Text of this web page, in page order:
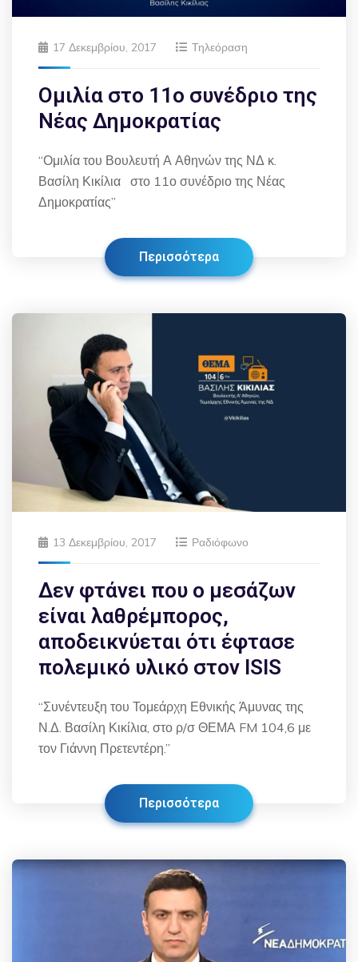
17 Δεκεμβρίου, 2017 Τηλεόραση
Ομιλία στο 11ο συνέδριο της
Νέας Δημοκρατίας
“Ομιλία του Βουλευτή Α Αθηνών της ΝΔ κ.
Βασίλη Κικίλια στο 11ο συνέδριο της Νέας
Δημοκρατίας”
Περισσότερα
13 Δεκεμβρίου, 2017 Ραδιόφωνο
Δεν φτάνει που ο μεσάζων
είναι λαθρέμπορος,
αποδεικνύεται ότι έφτασε
πολεμικό υλικό στον ISIS
“Συνέντευξη του Τομεάρχη Εθνικής Άμυνας της
Ν.Δ. Βασίλη Κικίλια, στο ρ/σ ΘΕΜΑ FM 104,6 με
τον Γιάννη Πρετεντέρη.”
Περισσότερα